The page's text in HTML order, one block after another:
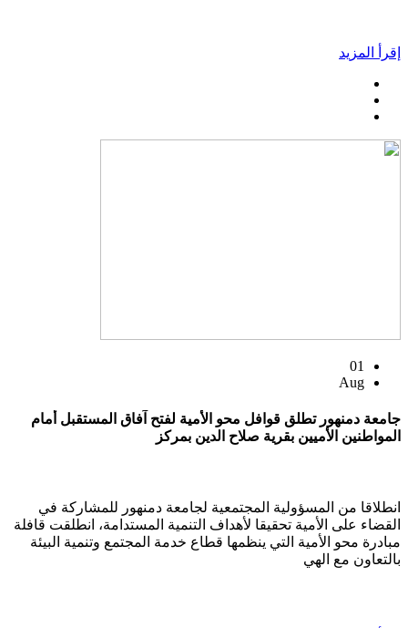
إقرأ المزيد
01
Aug
جامعة دمنهور تطلق قوافل محو الأمية لفتح آفاق المستقبل أمام
المواطنين الأميين بقرية صلاح الدين بمركز
انطلاقا من المسؤولية المجتمعية لجامعة دمنهور للمشاركة في
القضاء على الأمية تحقيقا لأهداف التنمية المستدامة، انطلقت قافلة
مبادرة محو الأمية التي ينظمها قطاع خدمة المجتمع وتنمية البيئة
بالتعاون مع الهي